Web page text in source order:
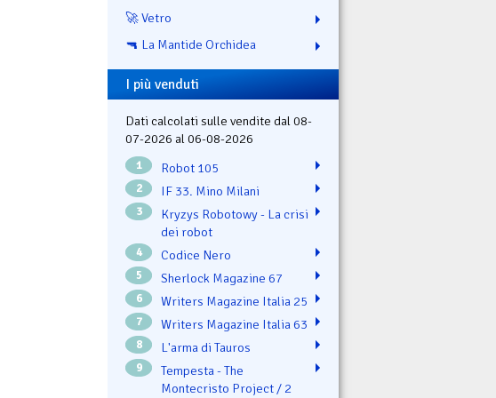
🚀 Vetro
🔫 La Mantide Orchidea
I più venduti
Dati calcolati sulle vendite dal 08-
07-2026 al 06-08-2026
1 Robot 105
2 IF 33. Mino Milani
3
Kryzys Robotowy - La crisi
dei robot
4 Codice Nero
5 Sherlock Magazine 67
6 Writers Magazine Italia 25
7 Writers Magazine Italia 63
8 L'arma di Tauros
9
Tempesta - The
Montecristo Project / 2